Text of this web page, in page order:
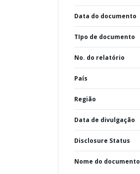
Data do documento
TIpo de documento
No. do relatório
País
Região
Data de divulgação
Disclosure Status
Nome do documento